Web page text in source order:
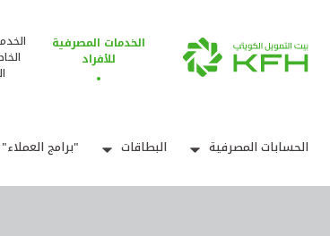
الخدمات المصرفية
للأفراد
الحسابات المصرفية البطاقات "برامج العملاء"